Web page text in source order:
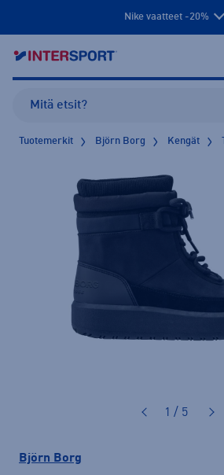
Nike vaatteet -20%
Tuotemerkit Björn Borg Kengät
1 / 5
Björn Borg